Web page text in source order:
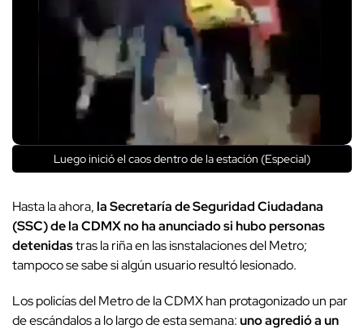
Luego inició el caos dentro de la estación (Especial)
Hasta la ahora,la Secretaría de Seguridad Ciudadana
(SSC) de la CDMX no ha anunciado si hubo personas
detenidastras la riña en las isnstalaciones del Metro;
tampoco se sabe si algún usuario resultó lesionado.
Los policías del Metro de la CDMX han protagonizado un par
de escándalos a lo largo de esta semana:uno agredió a un